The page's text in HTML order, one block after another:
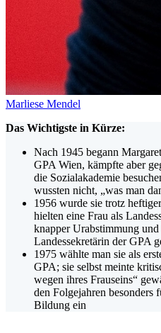
Marliese Mendel
Das Wichtigste in Kürze:
Nach 1945 begann
GPA Wien, kämpfte aber
die Sozialakademie
wussten nicht, „was man
1956 wurde sie trotz
hielten eine Frau als
knapper Urabstimmung
Landessekretärin der GPA
1975 wählte man sie als
GPA; sie selbst meinte
wegen ihres Frauseins“
den Folgejahren
Bildung ein